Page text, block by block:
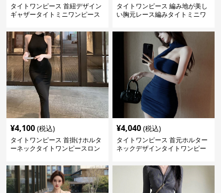
タイトワンピース 首紐デザイン
ギャザータイトミニワンピース
タイトワンピース 編み地が美し
い胸元レース編みタイトミニワ
¥4,100 (税込)
タイトワンピース 首掛けホルタ
ーネックタイトワンピースロン
¥4,040 (税込)
タイトワンピース 首元ホルター
ネックデザインタイトワンピー